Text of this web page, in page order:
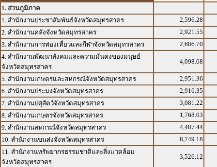
1. ส่วนภูมิภาค
1. สำนักงานประชาสัมพันธ์จังหวัดสมุทรสาคร
2,596.28
2. สำนักงานคลังจังหวัดสมุทรสาคร
2,921.55
3. สำนักงานการท่องเที่ยวและกีฬาจังหวัดสมุทรสาคร
2,686.70
4. สำนักงานพัฒนาสังคมและความมั่นคงของมนุษย์
จังหวัดสมุทรสาคร
4,098.68
5. สำนักงานเกษตรและสหกรณ์จังหวัดสมุทรสาคร
2,951.36
6. สำนักงานประมงจังหวัดสมุทรสาคร
2,916.35
7. สำนักงานปศุสัตว์จังหวัดสมุทรสาคร
3,081.22
8. สำนักงานเกษตรจังหวัดสมุทรสาคร
1,768.03
9. สำนักงานสหกรณ์จังหวัดสมุทรสาคร
4,487.44
10. สำนักงานขนส่งจังหวัดสมุทรสาคร
8,749.18
11. สำนักงานทรัพยากรธรรมชาติและสิ่งแวดล้อม
จังหวัดสมุทรสาคร
3,526.12